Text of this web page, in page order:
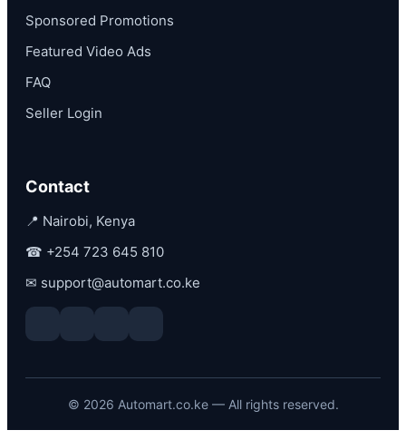
Sponsored Promotions
Featured Video Ads
FAQ
Seller Login
Contact
📍 Nairobi, Kenya
☎ +254 723 645 810
✉ support@automart.co.ke
© 2026 Automart.co.ke — All rights reserved.